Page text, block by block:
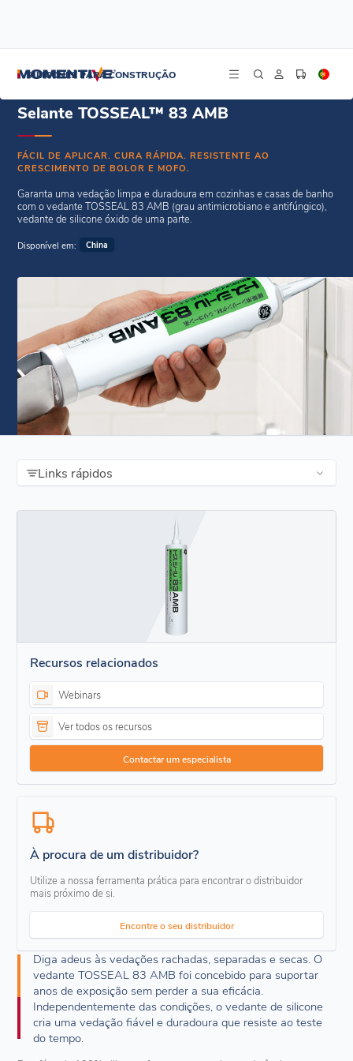
SILICONES PARA CONSTRUÇÃO
Selante TOSSEAL™ 83 AMB
FÁCIL DE APLICAR. CURA RÁPIDA. RESISTENTE AO
CRESCIMENTO DE BOLOR E MOFO.
Garanta uma vedação limpa e duradoura em cozinhas e casas de banho
com o vedante TOSSEAL 83 AMB (grau antimicrobiano e antifúngico),
vedante de silicone óxido de uma parte.
Disponível em: China
Links rápidos
Recursos relacionados
Webinars
Ver todos os recursos
Contactar um especialista
À procura de um distribuidor?
Utilize a nossa ferramenta prática para encontrar o distribuidor
mais próximo de si.
Encontre o seu distribuidor
Diga adeus às vedações rachadas, separadas e secas. O
vedante TOSSEAL 83 AMB foi concebido para suportar
anos de exposição sem perder a sua eficácia.
Independentemente das condições, o vedante de silicone
cria uma vedação fiável e duradoura que resiste ao teste
do tempo.